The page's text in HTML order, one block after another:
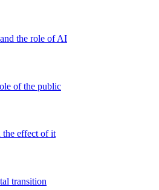
the role of AI
of the public
the effect of it
transition